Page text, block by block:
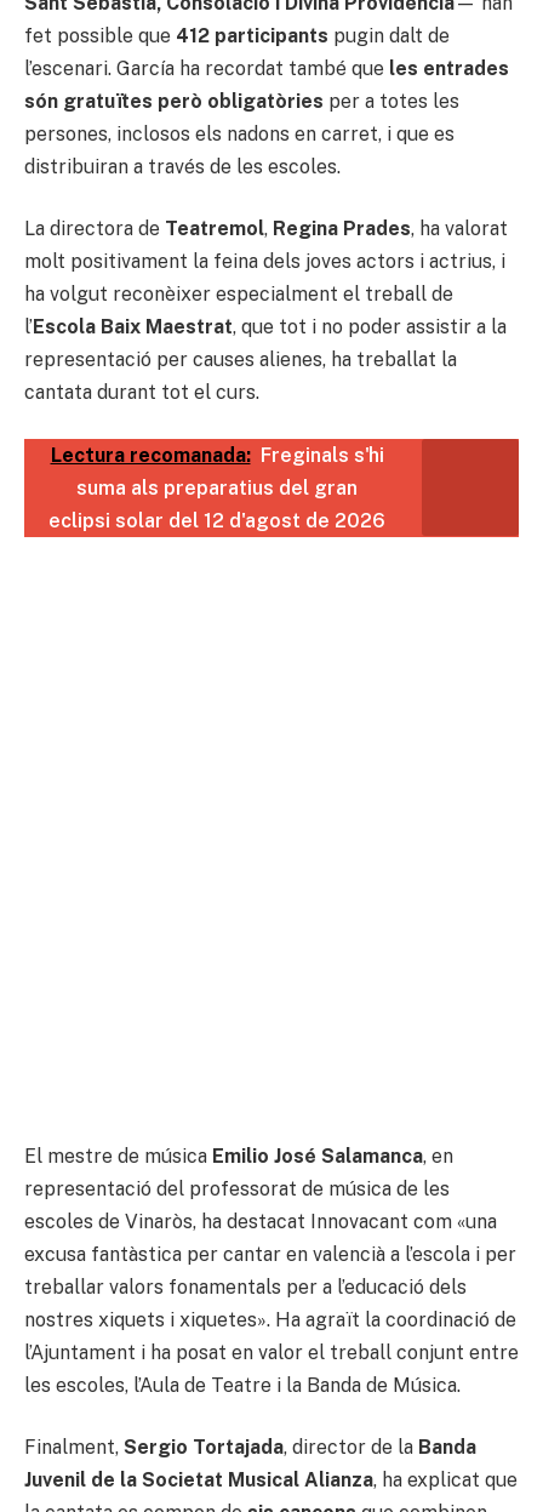
fet possible que 412 participants pugin dalt de
l’escenari. García ha recordat també que les entrades
són gratuïtes però obligatòries per a totes les
persones, inclosos els nadons en carret, i que es
distribuiran a través de les escoles.
La directora de Teatremol, Regina Prades, ha valorat
molt positivament la feina dels joves actors i actrius, i
ha volgut reconèixer especialment el treball de
l’Escola Baix Maestrat, que tot i no poder assistir a la
representació per causes alienes, ha treballat la
cantata durant tot el curs.
Lectura recomanada: Freginals s'hi
suma als preparatius del gran
eclipsi solar del 12 d'agost de 2026
El mestre de música Emilio José Salamanca, en
representació del professorat de música de les
escoles de Vinaròs, ha destacat Innovacant com «una
excusa fantàstica per cantar en valencià a l’escola i per
treballar valors fonamentals per a l’educació dels
nostres xiquets i xiquetes». Ha agraït la coordinació de
l’Ajuntament i ha posat en valor el treball conjunt entre
les escoles, l’Aula de Teatre i la Banda de Música.
Finalment, Sergio Tortajada, director de la Banda
Juvenil de la Societat Musical Alianza, ha explicat que